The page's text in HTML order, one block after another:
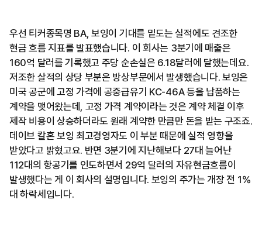
우선 티커종목명 BA, 보잉이 기대를 밑도는 실적에도 견조한
현금 흐름 지표를 발표했습니다. 이 회사는 3분기에 매출은
160억 달러를 기록했고 주당 순손실은 6.18달러에 달했는데요.
저조한 살적의 상당 부분은 방상부문에서 발생했습니다. 보잉은
미국 공군에 고정 가격에 공중급유기 KC-46A 등을 납품하는
계약을 맺어왔는데, 고정 가격 계약이라는 것은 계약 체결 이후
제작 비용이 상승하더라도 원래 계약한 만큼만 돈을 받는 구조죠.
데이브 칼혼 보잉 최고경영자도 이 부분 때문에 실적 영향을
받았다고 밝혔고요. 반면 3분기에 지난해보다 27대 늘어난
112대의 항공기를 인도하면서 29억 달러의 자유현금흐름이
발생했다는 게 이 회사의 설명입니다. 보잉의 주가는 개장 전 1%
대 하락세입니다.